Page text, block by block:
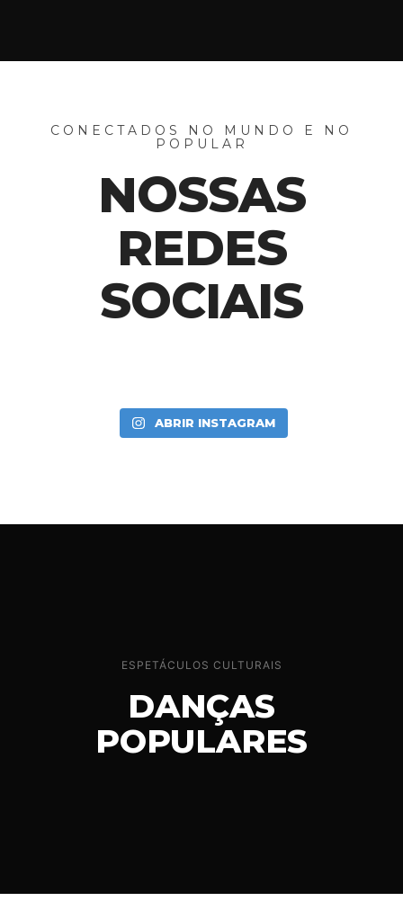
CONECTADOS NO MUNDO E NO
POPULAR
NOSSAS
REDES
SOCIAIS
ABRIR INSTAGRAM
ESPETÁCULOS CULTURAIS
DANÇAS
POPULARES